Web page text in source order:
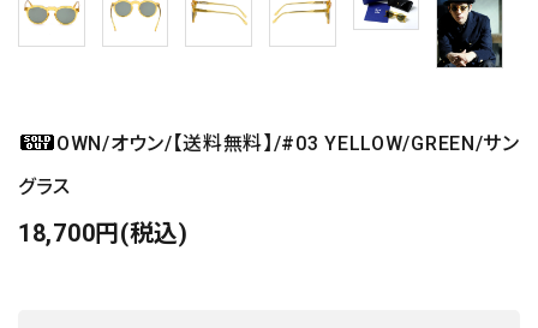
OWN/オウン/【送料無料】/#03 YELLOW/GREEN/サン
グラス
18,700円(税込)